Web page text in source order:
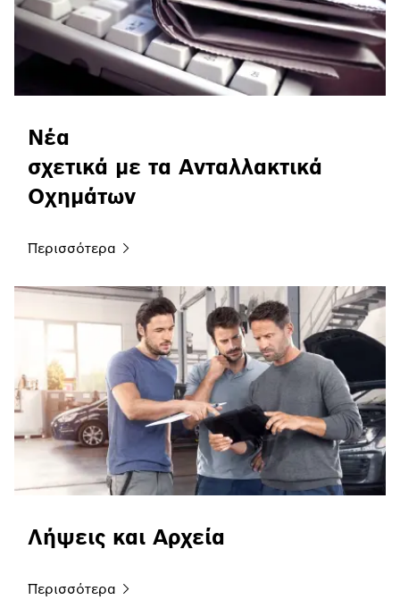
Νέα
σχετικά με τα Ανταλλακτικά
Οχημάτων
Περισσότερα
Λήψεις και Αρχεία
Περισσότερα